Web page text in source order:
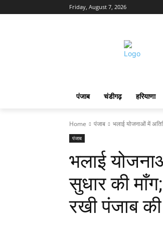
Friday, August 7, 2026
पंजाब चंडीगढ़ हरियाणा
Home पंजाब भलाई योजनाओं में
पंजाब
भलाई
सुधार की
रखी पंजाब